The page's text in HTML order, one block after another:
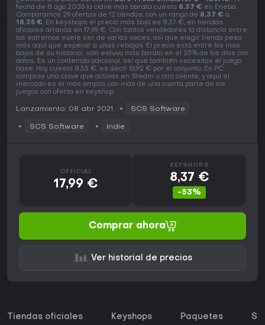
fecha de 8 ago 2026 la clave más barata cuesta 8,37 € en Eneba.
Comparamos 29 ofertas de 12 tiendas, con un rango de 8,37 € a
18,35 €. En keyshops el precio más bajo es 8,37 €, en tiendas
oficiales arranca en 17,99 €. Con tantos vendedores la distancia entre
los extremos suele ser de varias veces, así que elegir tienda pesa
más aquí que esperar a unas rebajas. El precio está entre los más
bajos de su historial, solo estuvo más barato en el 25% de los días con
datos. Es un contenido adicional, así que también necesitas el juego
base. Hoy cuesta 8,55 €, es decir 16,92 € por el conjunto. En PC
compras una clave que activas en Steam u otro cliente, y aquí el
mercado es el más amplio, con más de una cuarta parte de los
juegos con oferta en keyshop.
Lanzamiento: 08 abr 2021 SCS Software
SCS Software Indie
OFFICIAL
17,99 €
KEYSHOPS
8,37 €
-53%
Comprar ahora
Ver historial de precios
Tiendas oficiales Keyshops Paquetes